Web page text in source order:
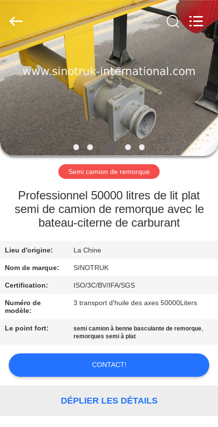
À
LA
MAISON
PRODUITS
À
PROPOS
NOUS
VISITE
L'USINE
CONTRÔLE
DE
QUALITÉ
NOUS
CONTACTER
LTD..
Reserved.
Semi camion de remorque
Professionnel 50000 litres de lit plat
semi de camion de remorque avec le
bateau-citerne de carburant
Lieu d'origine: La Chine
Nom de marque: SINOTRUK
Certification: ISO/3C/BV/IFA/SGS
Numéro de
modèle:
3 transport d'huile des axes 50000Liters
Le point fort: semi camion à benne basculante de remorque,
remorques semi à plat
CONTACT!
DÉPLIER LES DÉTAILS